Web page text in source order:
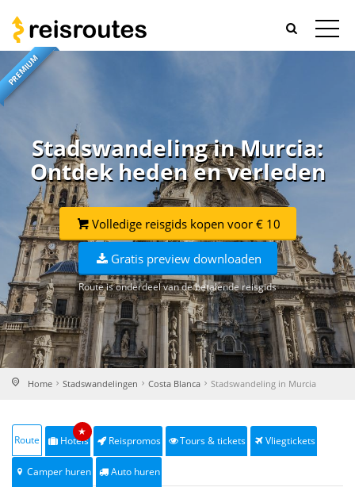
PREMIUM
Stadswandeling in Murcia:
Ontdek heden en verleden
Volledige reisgids kopen voor € 10
Gratis preview downloaden
Route is onderdeel van de betalende reisgids
Home Stadswandelingen Costa Blanca Stadswandeling in Murcia
Route Hotels
★
Reispromos Tours & tickets Vliegtickets
Camper huren Auto huren